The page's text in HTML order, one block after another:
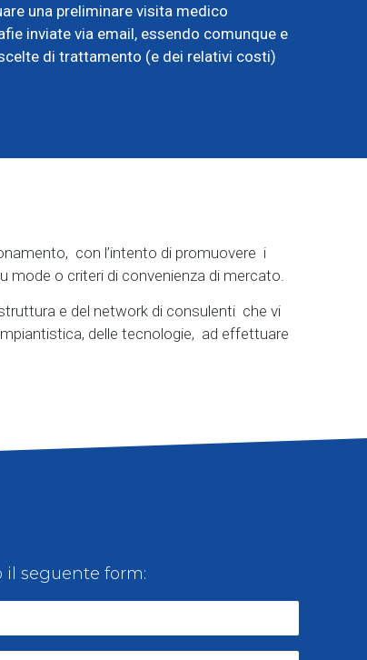
una preliminare visita medico
inviate via email, essendo comunque e
di trattamento (e dei relativi costi)
con l’intento di promuovere i
mode o criteri di convenienza di mercato.
e del network di consulenti che vi
delle tecnologie, ad effettuare
seguente form: